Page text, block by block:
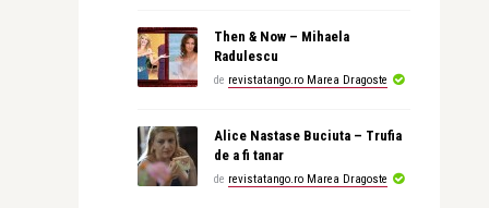
Then & Now – Mihaela
Radulescu
de revistatango.ro Marea Dragoste
Alice Nastase Buciuta – Trufia
de a fi tanar
de revistatango.ro Marea Dragoste